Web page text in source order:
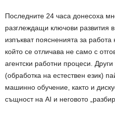
Последните 24 часа донесоха
разглеждащи ключови развития
изпъкват поясненията за работа
който се отличава не само с
агентски работни процеси.
(обработка на естествен език)
машинно обучение, както и
същност на AI и неговото